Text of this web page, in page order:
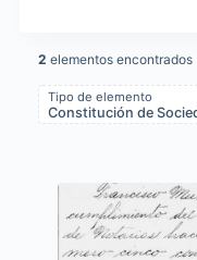
2 elementos encontrados
Tipo de elemento
Items list results